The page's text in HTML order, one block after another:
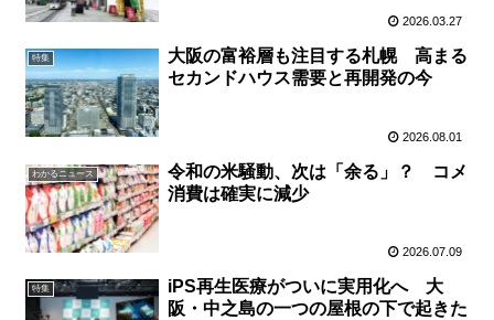
2026.03.27
特集
大阪の富裕層も注目する札幌 高まる
セカンドハウス需要と再開発の今
2026.08.01
わかるニュース
令和の米騒動、次は「余る」？ コメ
消費は確実に減少
2026.07.09
特集
iPS再生医療がついに実用化へ 大
阪・中之島の一つの屋根の下で起きた